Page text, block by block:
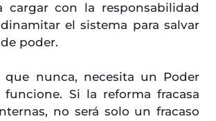
cargar con la responsabilidad
el sistema para salvar
poder.
que nunca, necesita un Poder
Si la reforma fracasa
no será solo un fracaso